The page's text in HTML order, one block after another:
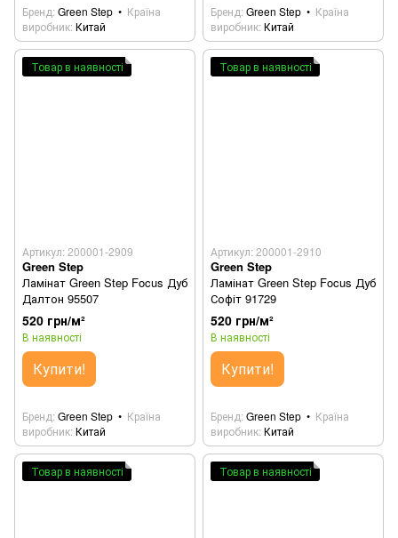
Бренд Green Step
Країна
виробник Китай
Бренд Green Step
Країна
виробник Китай
Товар в наявності
Артикул: 200001-2909
Green Step
Ламінат Green Step Focus Дуб
Далтон 95507
520 грн/м²
В наявності
Купити!
Бренд Green Step
Країна
виробник Китай
Товар в наявності
Артикул: 200001-2910
Green Step
Ламінат Green Step Focus Дуб
Софіт 91729
520 грн/м²
В наявності
Купити!
Бренд Green Step
Країна
виробник Китай
Товар в наявності Товар в наявності